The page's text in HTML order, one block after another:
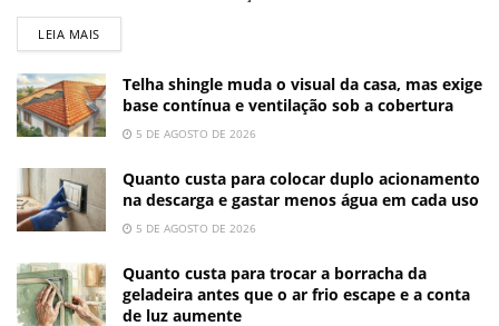
LEIA MAIS
Telha shingle muda o visual da casa, mas exige
base contínua e ventilação sob a cobertura
5 DE AGOSTO DE 2026
Quanto custa para colocar duplo acionamento
na descarga e gastar menos água em cada uso
5 DE AGOSTO DE 2026
Quanto custa para trocar a borracha da
geladeira antes que o ar frio escape e a conta
de luz aumente